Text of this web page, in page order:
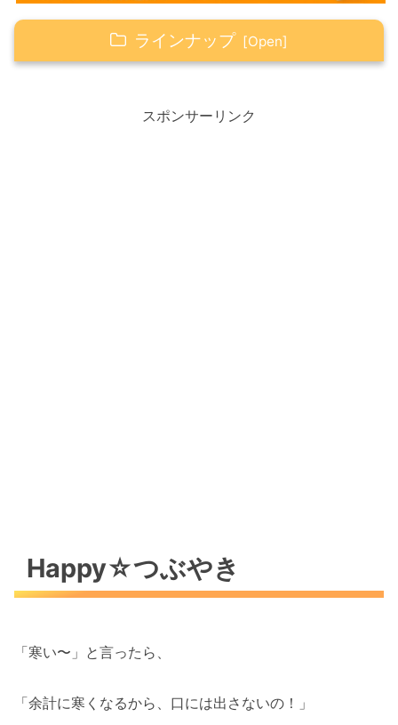
ラインナップ
楽天市場タイムセールスポンサーリンク
Happy☆つぶやき
「寒い〜」と言ったら、
「余計に寒くなるから、口には出さないの！」